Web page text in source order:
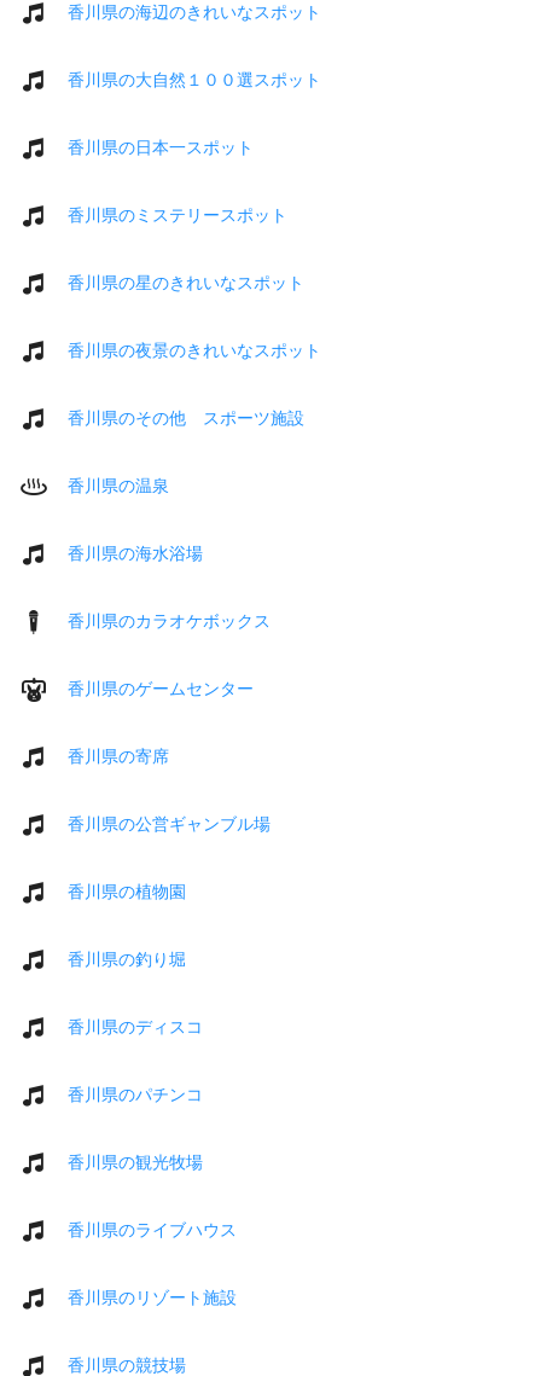
香川県の海辺のきれいなスポット
香川県の大自然１００選スポット
香川県の日本一スポット
香川県のミステリースポット
香川県の星のきれいなスポット
香川県の夜景のきれいなスポット
香川県のその他 スポーツ施設
香川県の温泉
香川県の海水浴場
香川県のカラオケボックス
香川県のゲームセンター
香川県の寄席
香川県の公営ギャンブル場
香川県の植物園
香川県の釣り堀
香川県のディスコ
香川県のパチンコ
香川県の観光牧場
香川県のライブハウス
香川県のリゾート施設
香川県の競技場